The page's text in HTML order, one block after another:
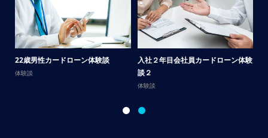
22歳男性カードローン体験談
体験談
入社２年目会社員カードローン体験
談２
体験談